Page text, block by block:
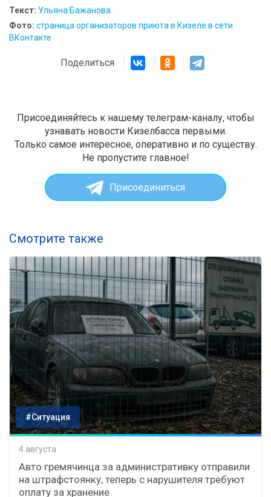
Текст: Ульяна Бажанова
Фото: страница организаторов приюта в Кизеле в сети
ВКонтакте
Поделиться
Присоединяйтесь к нашему телеграм-каналу, чтобы
узнавать новости Кизелбасса первыми.
Только самое интересное, оперативно и по существу.
Не пропустите главное!
Присоединиться
Смотрите также
#Ситуация
4 августа
Авто гремячинца за административку отправили
на штрафстоянку, теперь с нарушителя требуют
оплату за хранение